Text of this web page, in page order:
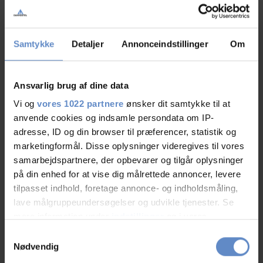
Samtykke Detaljer Annonceindstillinger Om
Ansvarlig brug af dine data
Vi og vores 1022 partnere ønsker dit samtykke til at
anvende cookies og indsamle persondata om IP-
adresse, ID og din browser til præferencer, statistik og
marketingformål. Disse oplysninger videregives til vores
samarbejdspartnere, der opbevarer og tilgår oplysninger
på din enhed for at vise dig målrettede annoncer, levere
tilpasset indhold, foretage annonce- og indholdsmåling,
lave målgruppeundersøgelser og udvikle tjenester. Se
tilbage eller ændre indstillinger fra vores
"Cookiedeklaration", eller ved at trykke på "Privacy
Nødvendig
Surroundings
Beach suitable for children
Outdoor
Playground
Sport